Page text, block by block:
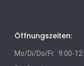
Öffnungszeiten:
Mo/Di/Do/Fr: 9:00-